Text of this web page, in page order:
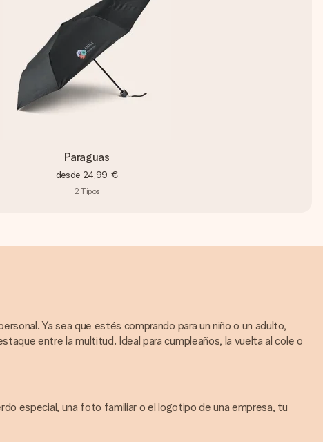
Paraguas
desde 24,99 €
2 Tipos
Ya sea que estés comprando para un niño o un adulto,
entre la multitud. Ideal para cumpleaños, la vuelta al cole o
especial, una foto familiar o el logotipo de una empresa, tu